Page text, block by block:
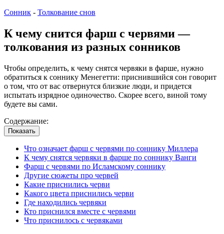
Сонник - Толкование снов
К чему снится фарш с червями —
толкования из разных сонников
Чтобы определить, к чему снятся червяки в фарше, нужно
обратиться к соннику Менегетти: приснившийся сон говорит
о том, что от вас отвернутся близкие люди, и придется
испытать изрядное одиночество. Скорее всего, виной тому
будете вы сами.
Содержание:
Показать
Что означает фарш с червями по соннику Миллера
К чему снятся червяки в фарше по соннику Ванги
Фарш с червями по Исламскому соннику
Другие сюжеты про червей
Какие приснились черви
Какого цвета приснились черви
Где находились червяки
Кто приснился вместе с червями
Что приснилось с червяками